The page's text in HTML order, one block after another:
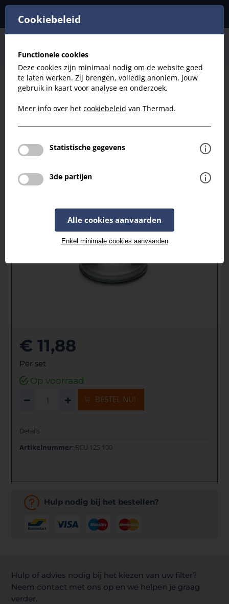
Cookiebeleid
Functionele cookies
Deze cookies zijn minimaal nodig om de website goed
te laten werken. Zij brengen, volledig anoniem, jouw
gebruik in kaart voor analyse en onderzoek.
Meer info over het cookiebeleid van Thermad.
Statistische gegevens
3de partijen
Alle cookies aanvaarden
Enkel minimale cookies aanvaarden
Spiraal D125-100: Verloop
Filteren
Ventilatie
€ 11,88
Per set
Op voorraad
BESTEL NU!
Details
Artikelnummer: RCU 125 100
Hulp nodig bij het bestellen?
Hulp of advies nodig bij het kiezen van uw filter?
Neem contact met ons op en we helpen je graag
verder.